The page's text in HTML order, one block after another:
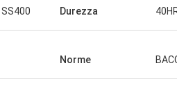
Durezza
Norme